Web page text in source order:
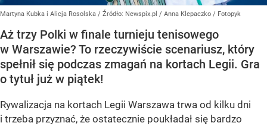
Martyna Kubka i Alicja Rosolska / Źródło: Newspix.pl / Anna Klepaczko / Fotopyk
Aż trzy Polki w finale turnieju tenisowego
w Warszawie? To rzeczywiście scenariusz, który
spełnił się podczas zmagań na kortach Legii. Gra
o tytuł już w piątek!
Rywalizacja na kortach Legii Warszawa trwa od kilku dni
i trzeba przyznać, że ostatecznie poukładał się bardzo